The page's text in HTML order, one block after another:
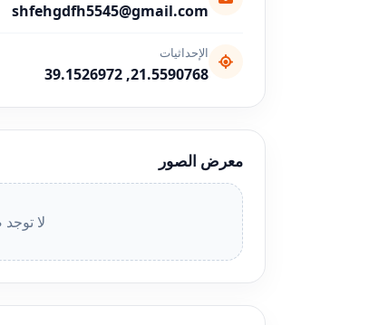
shfehgdfh5545@gmail.com
الإحداثيات
21.5590768, 39.1526972
معرض الصور
لا